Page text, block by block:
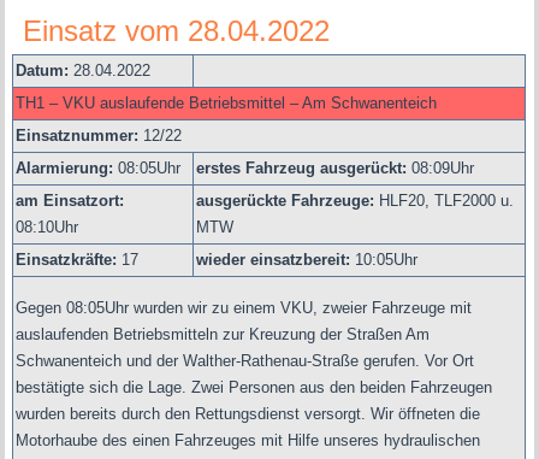
Einsatz vom 28.04.2022
Datum:28.04.2022
TH1 – VKU auslaufende Betriebsmittel – Am Schwanenteich
Einsatznummer: 12/22
Alarmierung: 08:05Uhr erstes Fahrzeug ausgerückt: 08:09Uhr
am Einsatzort:
08:10Uhr
ausgerückte Fahrzeuge: HLF20, TLF2000 u.
MTW
Einsatzkräfte: 17 wieder einsatzbereit: 10:05Uhr
Gegen 08:05Uhr wurden wir zu einem VKU, zweier Fahrzeuge mit
auslaufenden Betriebsmitteln zur Kreuzung der Straßen Am
Schwanenteich und der Walther-Rathenau-Straße gerufen. Vor Ort
bestätigte sich die Lage. Zwei Personen aus den beiden Fahrzeugen
wurden bereits durch den Rettungsdienst versorgt. Wir öffneten die
Motorhaube des einen Fahrzeuges mit Hilfe unseres hydraulischen